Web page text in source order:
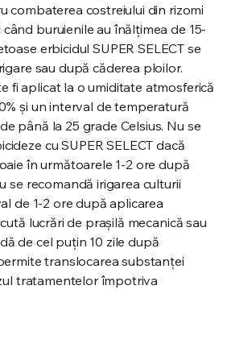
combaterea costreiului din rizomi
buruienile au înălțimea de 15-
erbicidul SUPER SELECT se
sau după căderea ploilor.
fi aplicat la o umiditate atmosferică
și un interval de temperatură
până la 25 grade Celsius. Nu se
cu SUPER SELECT dacă
în următoarele 1-2 ore după
se recomandă irigarea culturii
de 1-2 ore după aplicarea
lucrări de prașilă mecanică sau
de cel puțin 10 zile după
translocarea substanței
tratamentelor împotriva